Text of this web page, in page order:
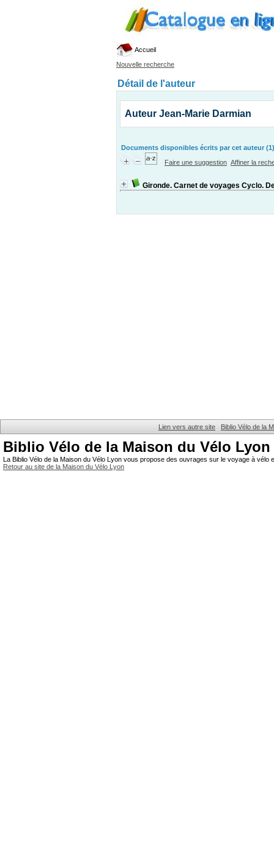
Accueil
Nouvelle recherche
Détail de l'auteur
Auteur Jean-Marie Darmian
Documents disponibles écrits par cet auteur (1)
Faire une suggestion Affiner la
Gironde. Carnet de voyages Cyclo.
Lien vers autre site Biblio Vélo de la
Biblio Vélo de la Maison du Vélo Lyon
La Biblio Vélo de la Maison du Vélo Lyon vous propose des ouvrages sur le voyage à
Retour au site de la Maison du Vélo Lyon